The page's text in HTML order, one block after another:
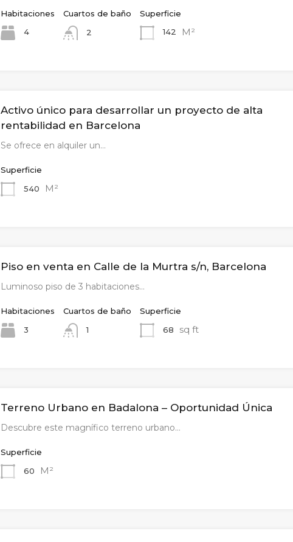
Habitaciones
4
Cuartos de baño
2
Superficie
142
M²
Activo único para desarrollar un proyecto de alta
rentabilidad en Barcelona
Se ofrece en alquiler un…
Superficie
540
M²
Piso en venta en Calle de la Murtra s/n, Barcelona
Luminoso piso de 3 habitaciones…
Habitaciones
3
Cuartos de baño
1
Superficie
68
sq ft
Terreno Urbano en Badalona – Oportunidad Única
Descubre este magnífico terreno urbano…
Superficie
60
M²